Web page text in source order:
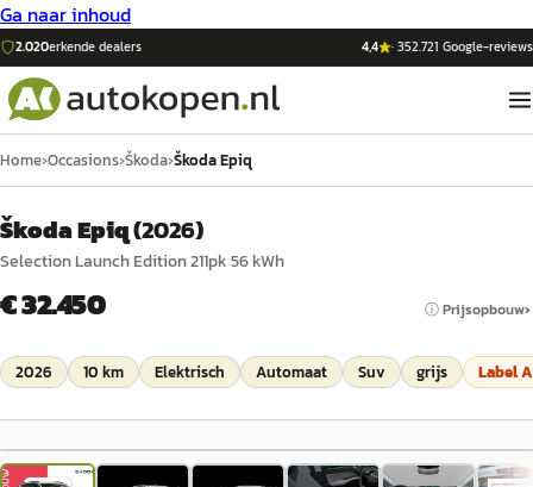
Ga naar inhoud
2.020erkende dealers 4,4 ·352.721 Google-reviews
Home›Occasions›Škoda›Škoda Epiq
Škoda Epiq(2026)
Selection Launch Edition 211pk 56 kWh
€ 32.450 ⓘ Prijsopbouw
2026 10 km Elektrisch Automaat Suv grijs LabelA
1/9